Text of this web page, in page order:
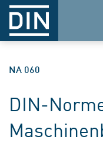
NA 060
DIN-